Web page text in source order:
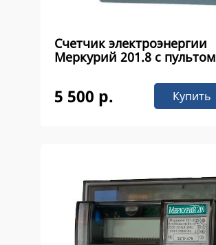
Счетчик электроэнергии
Меркурий 201.8 с пультом
5 500 р. Купить